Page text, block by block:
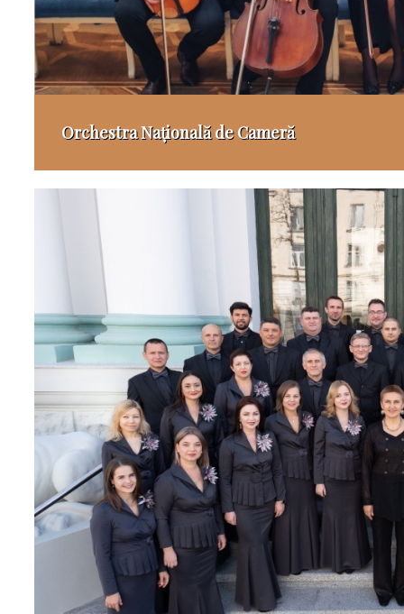
Orchestra Națională de Cameră